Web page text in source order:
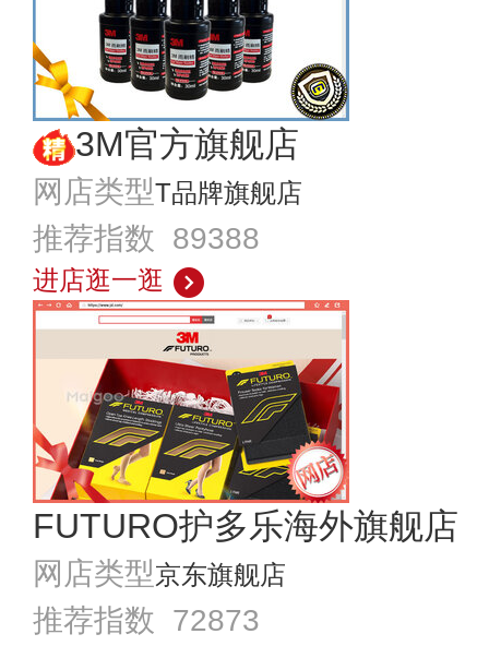
3M官方旗舰店
网店类型T品牌旗舰店
推荐指数 89388
进店逛一逛
FUTURO护多乐海外旗舰店
网店类型京东旗舰店
推荐指数 72873